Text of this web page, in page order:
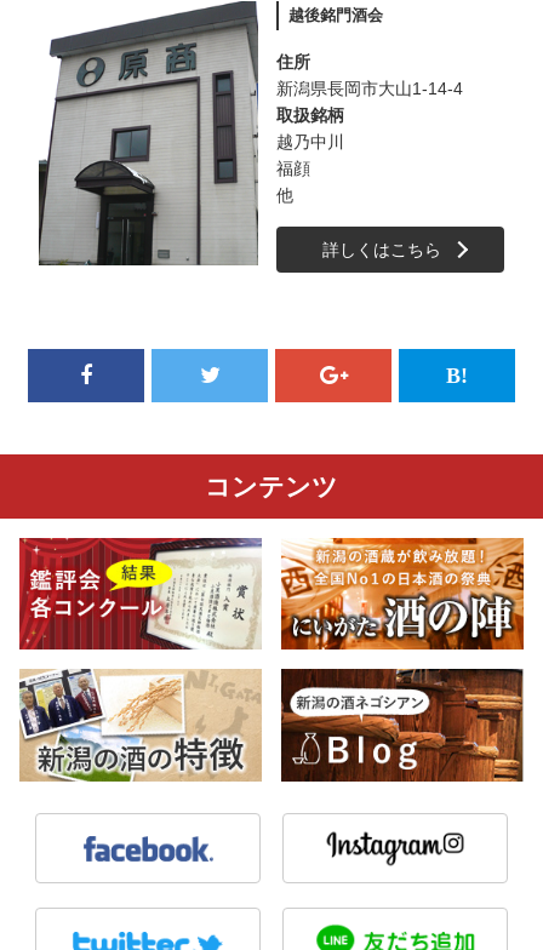
越後銘門酒会
住所
新潟県長岡市大山1-14-4
取扱銘柄
越乃中川
福顔
他
詳しくはこちら
コンテンツ